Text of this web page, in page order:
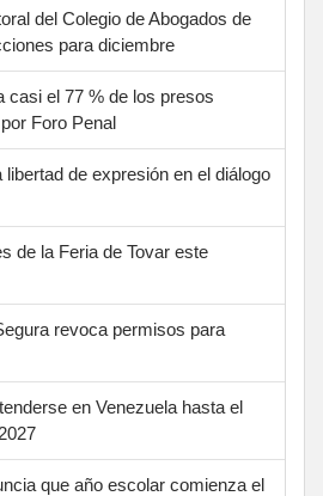
del Colegio de Abogados de
para diciembre
casi el 77 % de los presos
Foro Penal
de expresión en el diálogo
de la Feria de Tovar este
revoca permisos para
en Venezuela hasta el
que año escolar comienza el